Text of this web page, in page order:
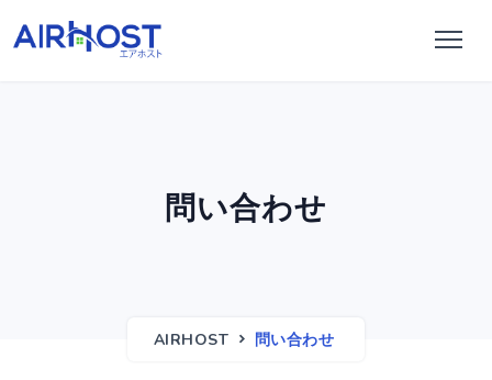
問い合わせ
AIRHOST 問い合わせ